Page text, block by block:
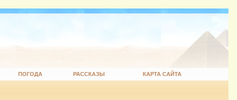
ПОГОДА РАССКАЗЫ КАРТА САЙТА